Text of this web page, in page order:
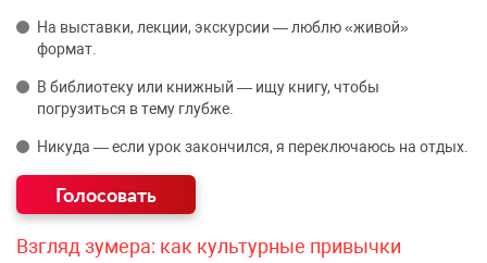
На выставки, лекции, экскурсии — люблю «живой»
формат.
В библиотеку или книжный — ищу книгу, чтобы
погрузиться в тему глубже.
Никуда — если урок закончился, я переключаюсь на отдых.
Взгляд зумера: как культурные привычки